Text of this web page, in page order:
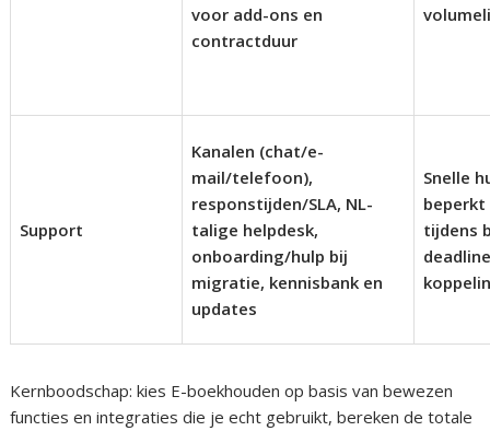
voor add-ons en
contractduur
Support
Kanalen (chat/e-
mail/telefoon),
responstijden/SLA, NL-
talige helpdesk,
onboarding/hulp bij
migratie, kennisbank en
updates
Snelle
tijdens
Kernboodschap: kies E-boekhouden op basis van bewezen
functies en integraties die je echt gebruikt, bereken de totale